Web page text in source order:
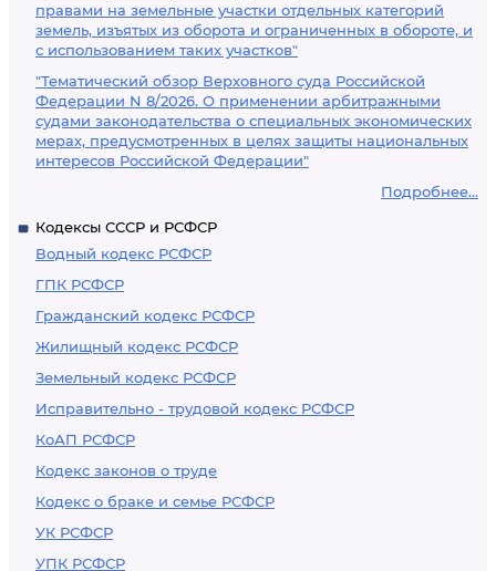
правами на земельные участки отдельных категорий
земель, изъятых из оборота и ограниченных в обороте, и
с использованием таких участков"
"Тематический обзор Верховного суда Российской
Федерации N 8/2026. О применении арбитражными
судами законодательства о специальных экономических
мерах, предусмотренных в целях защиты национальных
интересов Российской Федерации"
Подробнее...
Кодексы СССР и РСФСР
Водный кодекс РСФСР
ГПК РСФСР
Гражданский кодекс РСФСР
Жилищный кодекс РСФСР
Земельный кодекс РСФСР
Исправительно - трудовой кодекс РСФСР
КоАП РСФСР
Кодекс законов о труде
Кодекс о браке и семье РСФСР
УК РСФСР
УПК РСФСР